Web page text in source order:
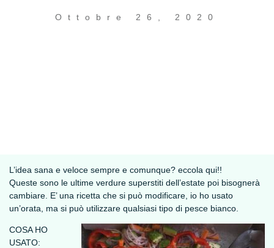
Ottobre 26, 2020
L’idea sana e veloce sempre e comunque? eccola qui!!
Queste sono le ultime verdure superstiti dell’estate poi bisognerà
cambiare. E’ una ricetta che si può modificare, io ho usato
un’orata, ma si può utilizzare qualsiasi tipo di pesce bianco.
COSA HO
USATO: